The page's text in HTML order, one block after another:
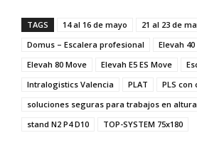
TAGS 14 al 16 de mayo 21 al 23 de
Domus – Escalera profesional
Elevah
Elevah 80 Move
Elevah E5 ES Move
Intralogistics Valencia
PLAT
PLS
soluciones seguras para trabajos en altura
stand N2 P4 D10
TOP-SYSTEM 75x180